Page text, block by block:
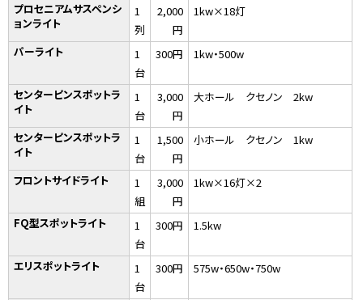
プロセニアムサスペンシ
ョンライト
1
列
2,000
円
1kw×18灯
パーライト
1
台
300円 1kw・500w
センターピンスポットラ
イト
1
台
3,000
円
大ホール クセノン 2kw
センターピンスポットラ
イト
1
台
1,500
円
小ホール クセノン 1kw
フロントサイドライト
1
組
3,000
円
1kw×16灯×2
FQ型スポットライト
1
台
300円 1.5kw
エリスポットライト
1
台
300円 575w・650w・750w